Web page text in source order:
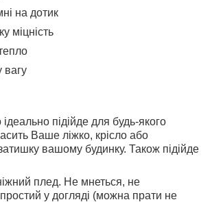
на дотик
міцність
вагу
підійде для будь-якого
Ваше ліжко, крісло або
вашому будинку. Також підійде
плед. Не мнеться, не
у догляді (можна прати не